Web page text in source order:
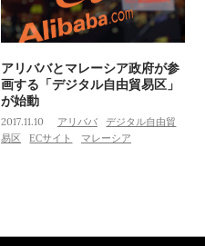
アリババとマレーシア政府が参
画する「デジタル自由貿易区」
が始動
2017.11.10 アリババ
デジタル自由貿
易区
ECサイト マレーシア